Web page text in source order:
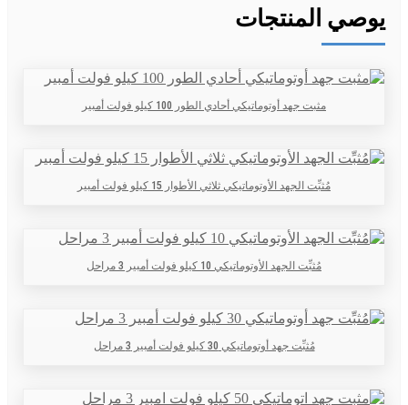
يوصي المنتجات
مثبت جهد أوتوماتيكي أحادي الطور 100 كيلو فولت أمبير
مُثبِّت الجهد الأوتوماتيكي ثلاثي الأطوار 15 كيلو فولت أمبير
مُثبِّت الجهد الأوتوماتيكي 10 كيلو فولت أمبير 3 مراحل
مُثبِّت جهد أوتوماتيكي 30 كيلو فولت أمبير 3 مراحل